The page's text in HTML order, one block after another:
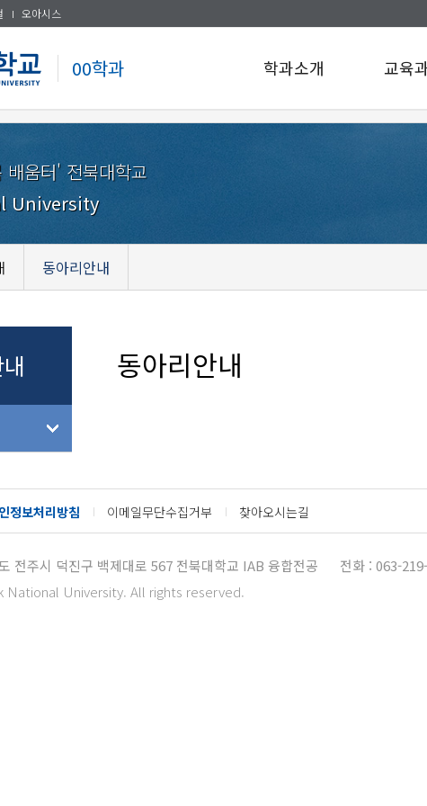
오아시스
00학과 학과소개
인사말
d
교육
교육과정
움터' 전북대학교
University
동아리안내
동아리안내
정보처리방침 이메일무단수집거부 찾아오시는길
전주시 덕진구 백제대로 567 전북대학교 IAB 융합전공
전화 : 063-
University. All rights reserved.